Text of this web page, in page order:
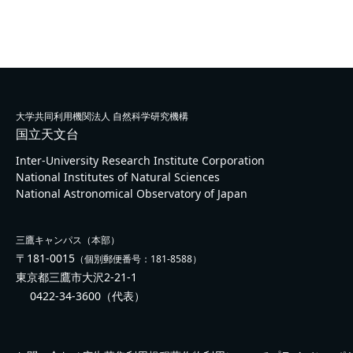
大学共同利用機関法人 自然科学研究機構
国立天文台
Inter-University Research Institute Corporation
National Institutes of Natural Sciences
National Astronomical Observatory of Japan
三鷹キャンパス（本部）
〒181-0015 （個別郵便番号：181-8588）
東京都三鷹市大沢2-21-1
0422-34-3600 （代表）